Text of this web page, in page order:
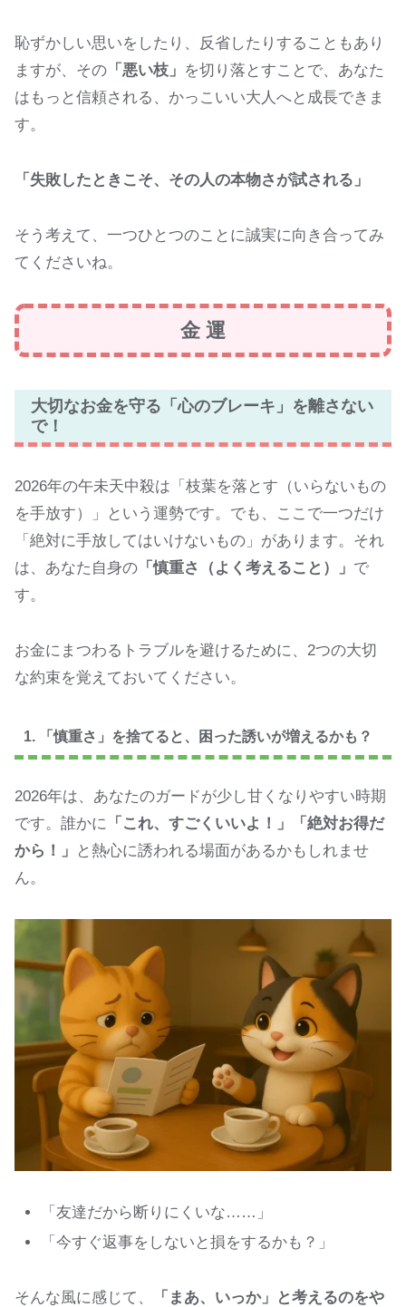
恥ずかしい思いをしたり、反省したりすることもあり
ますが、その 「悪い枝」 を切り落とすことで、あなた
はもっと信頼される、かっこいい大人へと成長できま
す。
「失敗したときこそ、その人の本物さが試される」
そう考えて、一つひとつのことに誠実に向き合ってみ
てくださいね。
金 運
大切なお金を守る「心のブレーキ」を離さない
で！
2026年の午未天中殺は「枝葉を落とす（いらないもの
を手放す）」という運勢です。でも、ここで一つだけ
「絶対に手放してはいけないもの」があります。それ
は、あなた自身の 「慎重さ（よく考えること）」 で
す。
お金にまつわるトラブルを避けるために、2つの大切
な約束を覚えておいてください。
1. 「慎重さ」を捨てると、困った誘いが増えるかも？
2026年は、あなたのガードが少し甘くなりやすい時期
です。誰かに
「これ、すごくいいよ！」「絶対お得だ
から！」
と熱心に誘われる場面があるかもしれませ
ん。
「友達だから断りにくいな……」
「今すぐ返事をしないと損をするかも？」
そんな風に感じて、
「まあ、いっか」と考えるのをや